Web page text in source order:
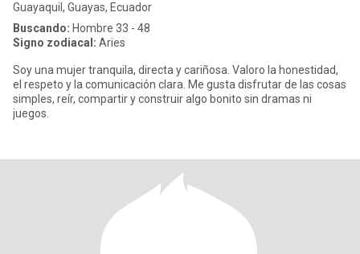
Guayaquil, Guayas, Ecuador
Buscando: Hombre 33 - 48
Signo zodiacal: Aries
Soy una mujer tranquila, directa y cariñosa. Valoro la honestidad,
el respeto y la comunicación clara. Me gusta disfrutar de las cosas
simples, reír, compartir y construir algo bonito sin dramas ni
juegos.